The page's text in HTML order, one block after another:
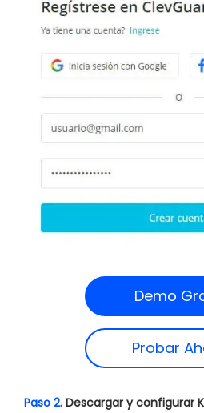
Demo
Probar
Paso 2. Descargar y configurar